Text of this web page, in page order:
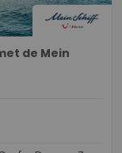
de Mein